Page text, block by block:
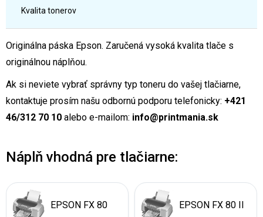
Kvalita tonerov
Originálna páska Epson. Zaručená vysoká kvalita tlače s
originálnou náplňou.
Ak si neviete vybrať správny typ toneru do vašej tlačiarne,
kontaktuje prosím našu odbornú podporu telefonicky: +421
46/312 70 10 alebo e-mailom: info@printmania.sk
Náplň vhodná pre tlačiarne:
EPSON FX 80 EPSON FX 80 II